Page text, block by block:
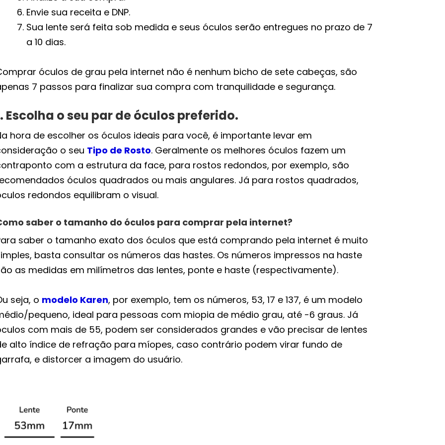
Envie sua receita e DNP.
Sua lente será feita sob medida e seus óculos serão entregues no prazo de 7
a 10 dias.
óculos de grau pela internet não é nenhum bicho de sete cabeças, são
7 passos para finalizar sua compra com tranquilidade e segurança.
Escolha o seu par de óculos preferido.
hora de escolher os óculos ideais para você, é importante levar em
o seu Tipo de Rosto. Geralmente os melhores óculos fazem um
com a estrutura da face, para rostos redondos, por exemplo, são
óculos quadrados ou mais angulares. Já para rostos quadrados,
redondos equilibram o visual.
saber o tamanho do óculos para comprar pela internet?
saber o tamanho exato dos óculos que está comprando pela internet é muito
basta consultar os números das hastes. Os números impressos na haste
as medidas em milímetros das lentes, ponte e haste (respectivamente).
seja, o modelo Karen, por exemplo, tem os números, 53, 17 e 137, é um modelo
pequeno, ideal para pessoas com miopia de médio grau, até -6 graus. Já
com mais de 55, podem ser considerados grandes e vão precisar de lentes
alto índice de refração para míopes, caso contrário podem virar fundo de
e distorcer a imagem do usuário.